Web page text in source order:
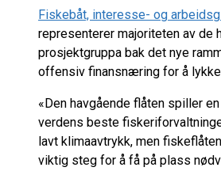
Fiskebåt, interesse- og
representerer majoriteten av
prosjektgruppa bak det nye
offensiv finansnæring for å
«Den havgående flåten spiller
verdens beste
lavt klimaavtrykk, men
viktig steg for å få på plass